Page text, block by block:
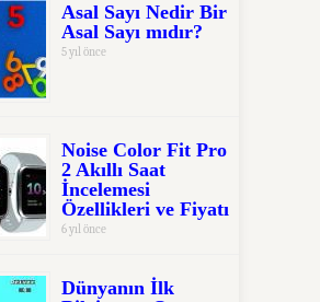
Asal Sayı Nedir Bir
Asal Sayı mıdır?
5 yıl önce
Noise Color Fit Pro
2 Akıllı Saat
İncelemesi
Özellikleri ve Fiyatı
6 yıl önce
Dünyanın İlk